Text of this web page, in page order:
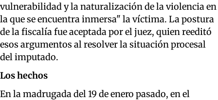
vulnerabilidad y la naturalización de la violencia en
la que se encuentra inmersa" la víctima. La postura
de la fiscalía fue aceptada por el juez, quien reeditó
esos argumentos al resolver la situación procesal
del imputado.
Los hechos
En la madrugada del 19 de enero pasado, en el